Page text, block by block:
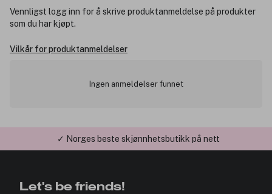
Vennligst logg inn for å skrive produktanmeldelse på produkter
som du har kjøpt.
Vilkår for produktanmeldelser
Ingen anmeldelser funnet
✓ Årets Nettbutikk 2026 og 2025
Let's be friends!